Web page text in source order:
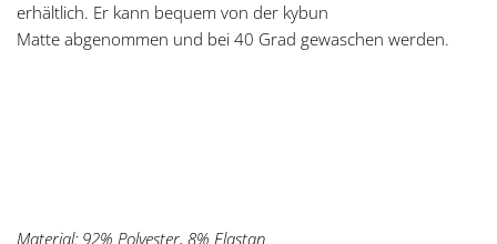
erhältlich. Er kann bequem von der kybun
Matte abgenommen und bei 40 Grad gewaschen werden.
Material: 92% Polyester, 8% Elastan